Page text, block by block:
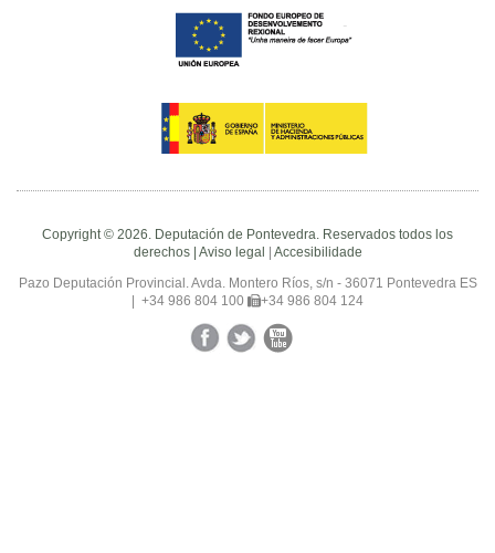
Copyright © 2026. Deputación de Pontevedra. Reservados todos los
derechos | Aviso legal | Accesibilidade
Pazo Deputación Provincial. Avda. Montero Ríos, s/n - 36071 Pontevedra ES
| +34 986 804 100
+34 986 804 124
FacebookTwitterYouTube